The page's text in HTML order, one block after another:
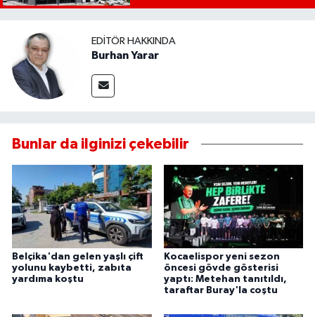
EDITÖR HAKKINDA
Burhan Yarar
Bunlar da ilginizi çekebilir
Belçika'dan gelen yaşlı çift
yolunu kaybetti, zabıta
yardıma koştu
Kocaelispor yeni sezon
öncesi gövde gösterisi
yaptı: Metehan tanıtıldı,
taraftar Buray'la coştu